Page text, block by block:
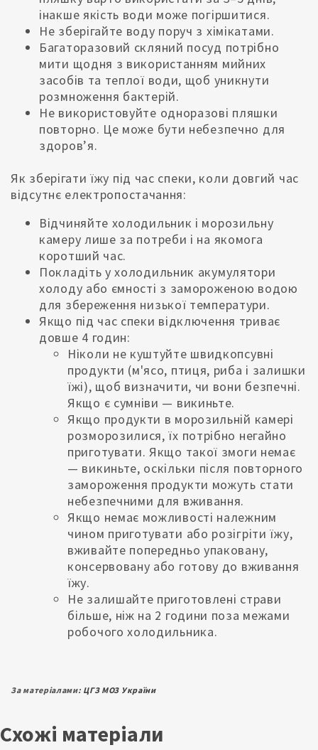
інакше якість води може погіршитися.
Не зберігайте воду поруч з хімікатами.
Багаторазовий скляний посуд потрібно
мити щодня з використанням мийних
засобів та теплої води, щоб уникнути
розмноження бактерій.
Не використовуйте одноразові пляшки
повторно. Це може бути небезпечно для
здоров’я.
Як зберігати їжу під час спеки, коли довгий час
відсутнє електропостачання:
Відчиняйте холодильник і морозильну
камеру лише за потреби і на якомога
коротший час.
Покладіть у холодильник акумулятори
холоду або ємності з замороженою водою
для збереження низької температури.
Якщо під час спеки відключення триває
довше 4 годин:
Ніколи не куштуйте швидкопсувні
продукти (м'ясо, птиця, риба і залишки
їжі), щоб визначити, чи вони безпечні.
Якщо є сумніви — викиньте.
Якщо продукти в морозильній камері
розморозилися, їх потрібно негайно
приготувати. Якщо такої змоги немає
— викиньте, оскільки після повторного
замороження продукти можуть стати
небезпечними для вживання.
Якщо немає можливості належним
чином приготувати або розігріти їжу,
вживайте попередньо упаковану,
консервовану або готову до вживання
їжу.
Не залишайте приготовлені страви
більше, ніж на 2 години поза межами
робочого холодильника.
За матеріалами: ЦГЗ МОЗ України
Схожі матеріали